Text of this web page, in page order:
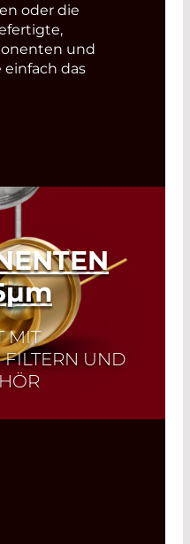
oder die
und
das
µm
MIT
UND
hohe